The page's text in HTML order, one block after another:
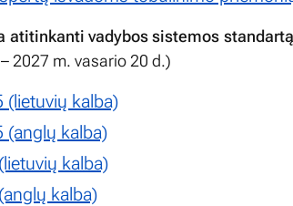
vadybos sistemos
2027 m. vasario 20 d.)
(lietuvių kalba)
(anglų kalba)
kalba)
kalba)